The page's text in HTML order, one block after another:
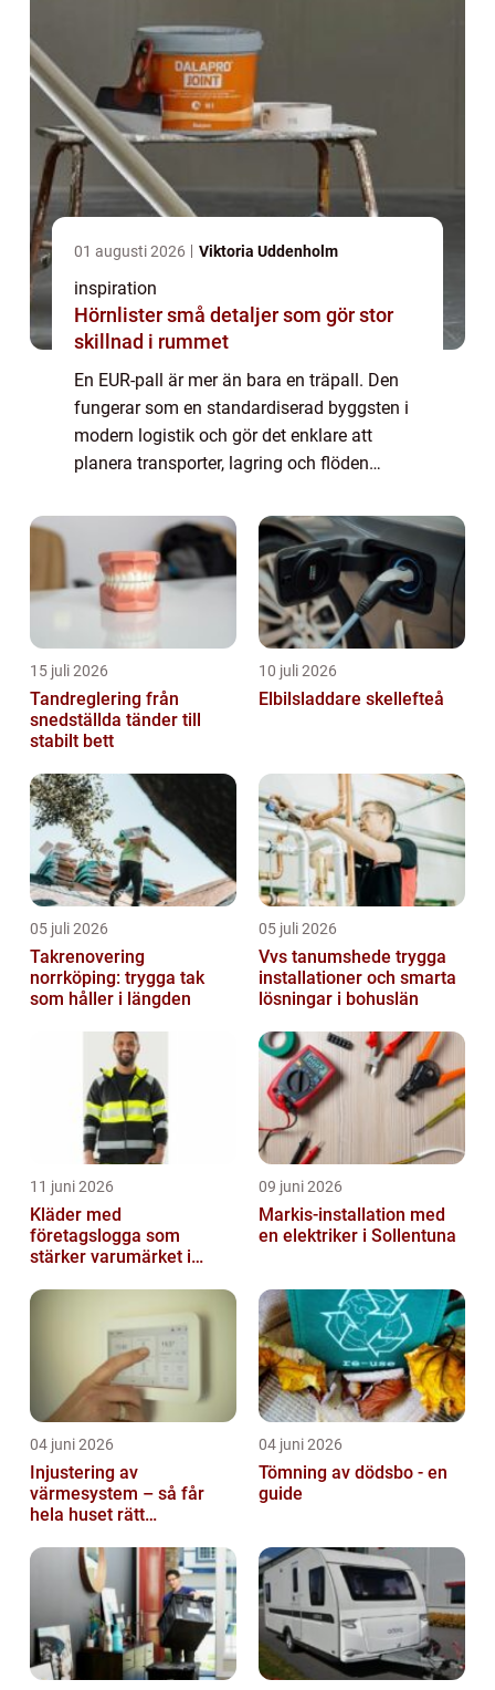
01 augusti 2026 Viktoria Uddenholm
inspiration
Hörnlister små detaljer som gör stor
skillnad i rummet
En EUR-pall är mer än bara en träpall. Den
fungerar som en standardiserad byggsten i
modern logistik och gör det enklare att
planera transporter, lagring och flöden
väljer rätt palltyp får de en stabil bas för s...
15 juli 2026
Tandreglering från
snedställda tänder till
stabilt bett
10 juli 2026
Elbilsladdare skellefteå
05 juli 2026
Takrenovering
norrköping: trygga tak
som håller i längden
05 juli 2026
Vvs tanumshede trygga
installationer och smarta
lösningar i bohuslän
11 juni 2026
Kläder med
företagslogga som
stärker varumärket i
09 juni 2026
Markis-installation med
en elektriker i Sollentuna
04 juni 2026
Injustering av
värmesystem – så får
hela huset rätt
04 juni 2026
Tömning av dödsbo - en
guide